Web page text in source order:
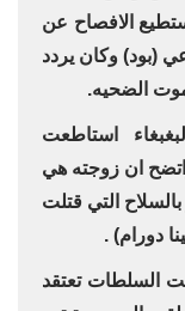
الافصاح عن
(بود) وكان يردد
موت الضحيه.
استاطعت
ان زوجته هي
التي قتلت
دورام) .
السلطات تعتقد